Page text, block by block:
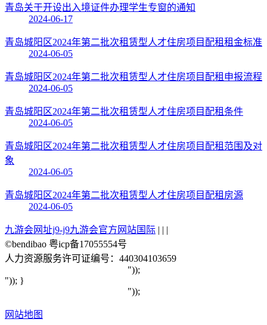
青岛关于开设出入境证件办理学生专窗的通知
2024-06-17
青岛城阳区2024年第二批次租赁型人才住房项目配租租金标准
2024-06-05
青岛城阳区2024年第二批次租赁型人才住房项目配租申报流程
2024-06-05
青岛城阳区2024年第二批次租赁型人才住房项目配租条件
2024-06-05
青岛城阳区2024年第二批次租赁型人才住房项目配租范围及对
象
2024-06-05
青岛城阳区2024年第二批次租赁型人才住房项目配租房源
2024-06-05
九游会网址j9-j9九游会官方网站国际 | | |
©bendibao 粤icp备17055554号
人力资源服务许可证编号：440304103659
"));
")); }
"));
网站地图